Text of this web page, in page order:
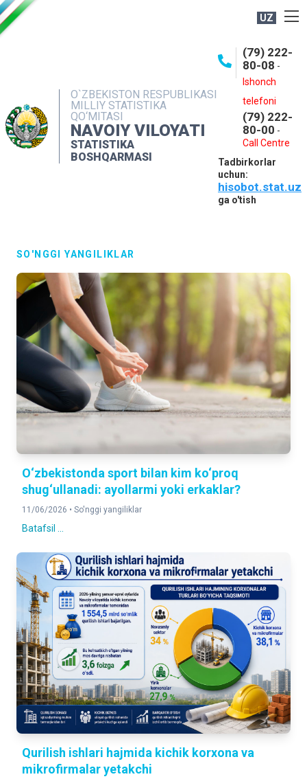
UZ
O`ZBEKISTON RESPUBLIKASI
MILLIY STATISTIKA
QO‘MITASI
NAVOIY VILOYATI
STATISTIKA
BOSHQARMASI
(79) 222-
80-08 -
Ishonch
telefoni
(79) 222-
80-00 -
Call Centre
Tadbirkorlar
uchun:
hisobot.stat.uz
ga o'tish
OCHIQ MA'LUMOTLAR
INTERAKTIV XIZMATLAR
MUROJAATLAR
SO'NGGI YANGILIKLAR
O‘zbekistonda sport bilan kim ko‘proq
shug‘ullanadi: ayollarmi yoki erkaklar?
11/06/2026 • So'nggi yangiliklar
Batafsil ...
Qurilish ishlari hajmida kichik korxona va
mikrofirmalar yetakchi